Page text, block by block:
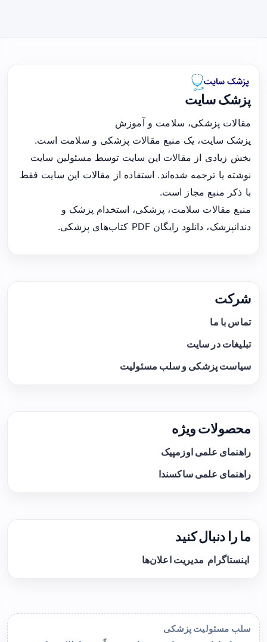
پزشک سایت
مقالات پزشکی، سلامت و آموزش
پزشک سایت، یک منبع مقالات پزشکی و سلامت است.
بخش زیادی از مقالات این سایت توسط مسئولین سایت
نوشته یا ترجمه شده‌اند. استفاده از مقالات این سایت فقط
با ذکر منبع مجاز است.
منبع مقالات سلامت، پزشکی، استخدام پزشک و
دندانپزشک، دانلود رایگان PDF کتاب‌های پزشکی.
شرکت
تماس با ما
تبلیغات در سایت
سیاست پزشکی و سلب مسئولیت
محصولات ویژه
راهنمای علمی اوزمپیک
راهنمای علمی ساکسندا
ما را دنبال کنید
اینستاگرام مدیریت اعلان‌ها
سلب مسئولیت پزشکی